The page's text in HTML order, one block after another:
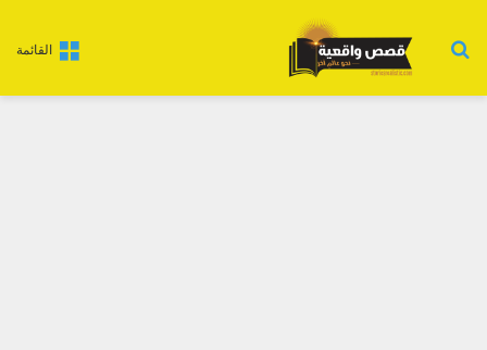
القائمة بحث عن